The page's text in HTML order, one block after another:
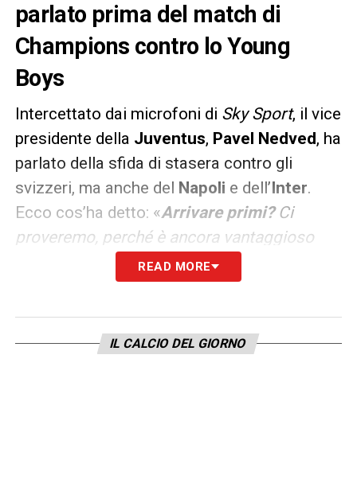
parlato prima del match di
Champions contro lo Young
Boys
Intercettato dai microfoni di Sky Sport, il vice
presidente della Juventus, Pavel Nedved, ha
parlato della sfida di stasera contro gli
svizzeri, ma anche del Napoli e dell’Inter.
Ecco cos’ha detto: «Arrivare primi?Ci
proveremo, perché è ancora vantaggioso
arrivare primi. E’ uno stadio freddo con un
campo non al massimo, ma non abbiamo
vogliono vincere. Il campo sarà velocissimo,
READ MORE
IL CALCIO DEL GIORNO